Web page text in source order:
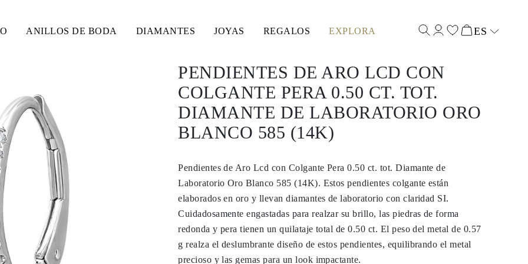
ANILLOS DE BODA DIAMANTES JOYAS REGALOS EXPLORA ES
PENDIENTES DE ARO LCD CON
COLGANTE PERA 0.50 CT. TOT.
DIAMANTE DE LABORATORIO ORO
BLANCO 585 (14K)
Pendientes de Aro Lcd con Colgante Pera 0.50 ct. tot. Diamante de
Laboratorio Oro Blanco 585 (14K). Estos pendientes colgante están
elaborados en oro y llevan diamantes de laboratorio con claridad SI.
Cuidadosamente engastadas para realzar su brillo, las piedras de forma
redonda y pera tienen un quilataje total de 0.50 ct. El peso del metal de 0.57
g realza el deslumbrante diseño de estos pendientes, equilibrando el metal
precioso y las gemas para un look impactante.